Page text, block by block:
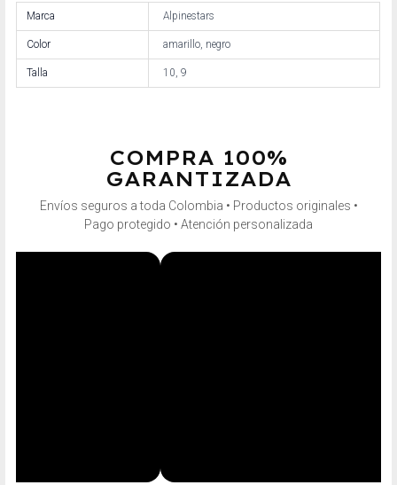
Marca Alpinestars
Color amarillo, negro
Talla 10, 9
COMPRA 100%
GARANTIZADA
Envíos seguros a toda Colombia • Productos originales •
Pago protegido • Atención personalizada